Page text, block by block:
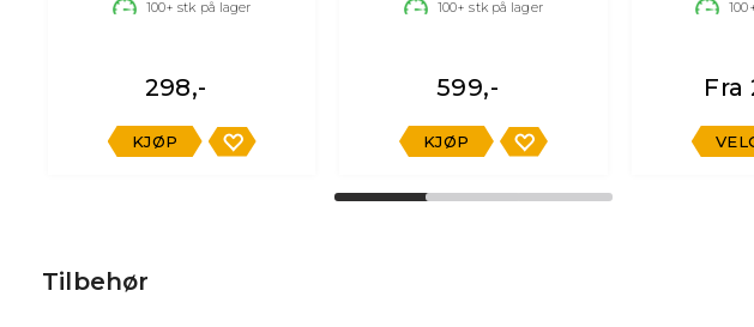
100+ stk på lager
298,-
KJØP
100+ stk på lager
599,-
KJØP
Fra
Tilbehør